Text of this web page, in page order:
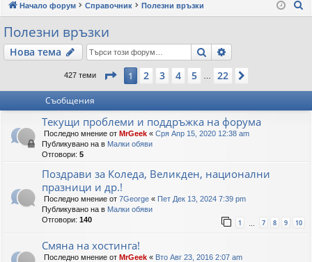
рз
и
вр
ки
ум з ис
Начало форум Справочник Полезни връзки
Полезни връзки
Нова тема Търсене
427 теми Страница от 22
1 2 3 4 5 22
Съобщения
Текущи проблеми и поддръжка на форума
Последно мнение от MrGeek « Сря Апр 15, 2020 12:38 am
Публикувано на в Малки обяви
Отговори: 5
Поздрави за Коледа, Великден, национални
празници и др.!
Последно мнение от 7George « Пет Дек 13, 2024 7:39 pm
Публикувано на в Малки обяви
Отговори: 140 1 7 8 9 10
Смяна на хостинга!
Последно мнение от MrGeek « Вто Авг 23, 2016 2:07 am